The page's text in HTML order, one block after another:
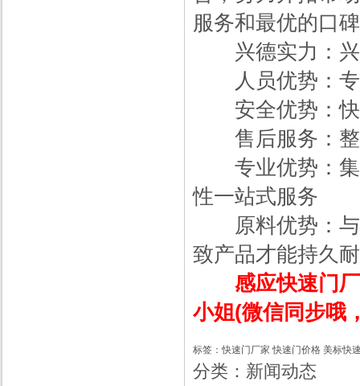
服务和最优的口
兴德实力：兴
人员优势：专
安全优势：快
售后服务：整
专业优势：集
性一站式服务
原料优势：与
致产品才能持久
感应快速门
小姐(微信同步哦
标签：快速门厂家 快速门价格 美标快
分类： 新闻动态